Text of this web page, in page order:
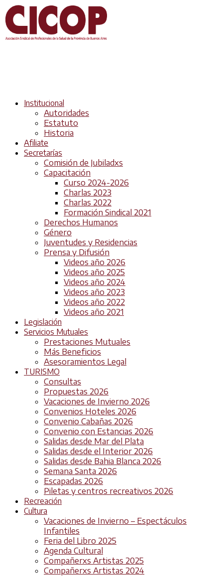
Institucional
Autoridades
Estatuto
Historia
Afiliate
Secretarías
Comisión de Jubiladxs
Capacitación
Curso 2024-2026
Charlas 2023
Charlas 2022
Formación Sindical 2021
Derechos Humanos
Género
Juventudes y Residencias
Prensa y Difusión
Videos año 2026
Videos año 2025
Videos año 2024
Videos año 2023
Videos año 2022
Videos año 2021
Legislación
Servicios Mutuales
Prestaciones Mutuales
Más Beneficios
Asesoramientos Legal
TURISMO
Consultas
Propuestas 2026
Vacaciones de Invierno 2026
Convenios Hoteles 2026
Convenio Cabañas 2026
Convenio con Estancias 2026
Salidas desde Mar del Plata
Salidas desde el Interior 2026
Salidas desde Bahia Blanca 2026
Semana Santa 2026
Escapadas 2026
Piletas y centros recreativos 2026
Recreación
Cultura
Vacaciones de Invierno – Espectáculos
Infantiles
Feria del Libro 2025
Agenda Cultural
Compañerxs Artistas 2025
Compañerxs Artistas 2024